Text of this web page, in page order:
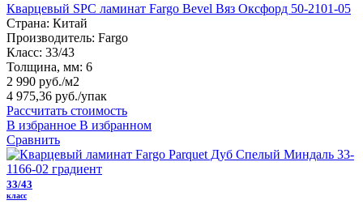
Кварцевый SPC ламинат Fargo Bevel Вяз Оксфорд 50-2101-05
Страна: Китай
Производитель: Fargo
Класс: 33/43
Толщина, мм: 6
2 990 руб./м2
4 975,36 руб./упак
Рассчитать стоимость
В избранное В избранном
Сравнить
33/43
класс